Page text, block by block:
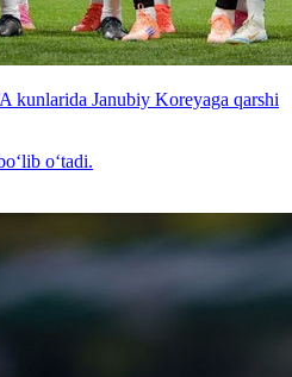
kunlarida Janubiy Koreyaga qarshi
o‘tadi.